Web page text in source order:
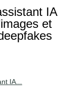
IA
et
IA...